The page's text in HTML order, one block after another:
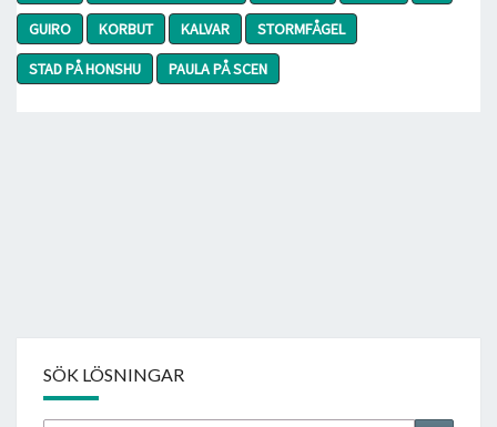
GUIRO
KORBUT KALVAR
STORMFÅGEL
STAD PÅ HONSHU
PAULA PÅ SCEN
SÖK LÖSNINGAR